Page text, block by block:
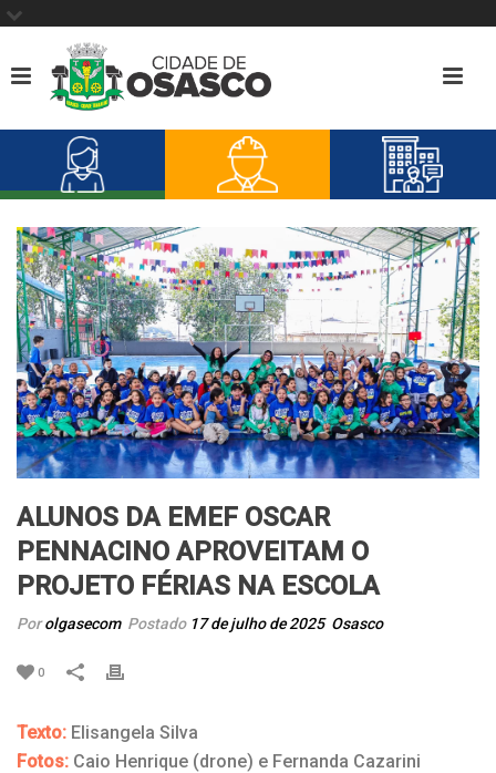
ALUNOS DA EMEF OSCAR
PENNACINO APROVEITAM O
PROJETO FÉRIAS NA ESCOLA
Porolgasecom Postado 17 de julho de 2025 Osasco
0
Texto: Elisangela Silva
Fotos: Caio Henrique (drone) e Fernanda Cazarini